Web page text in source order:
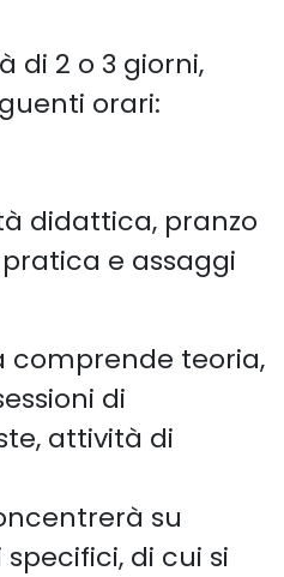
di 2 o 3 giorni,
orari:
didattica, pranzo
e assaggi
comprende teoria,
di
attività di
su
di cui si